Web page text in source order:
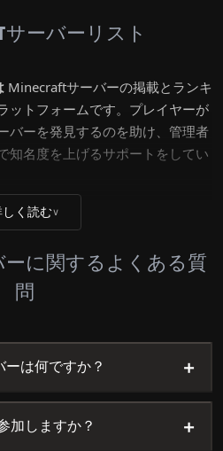
ーバーリスト
Minecraftサーバーの掲載とランキ
ットフォームです。プレイヤーが
バーを発見するのを助け、管理者
知名度を上げるサポートをしてい
バル、PvP、スカイブロック、
るゲームスタイルを網羅していま
クティビティ、バージョン、場
づいてランク付けされます。
しく読む∨
に関するよくある質
問
は何ですか？ +
加しますか？ +